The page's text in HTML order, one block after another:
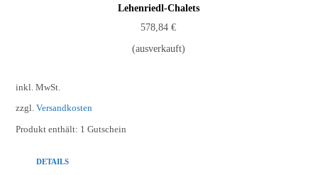
Lehenriedl-Chalets
578,84€
(ausverkauft)
inkl. MwSt.
zzgl.Versandkosten
Produkt enthält: 1Gutschein
DETAILS